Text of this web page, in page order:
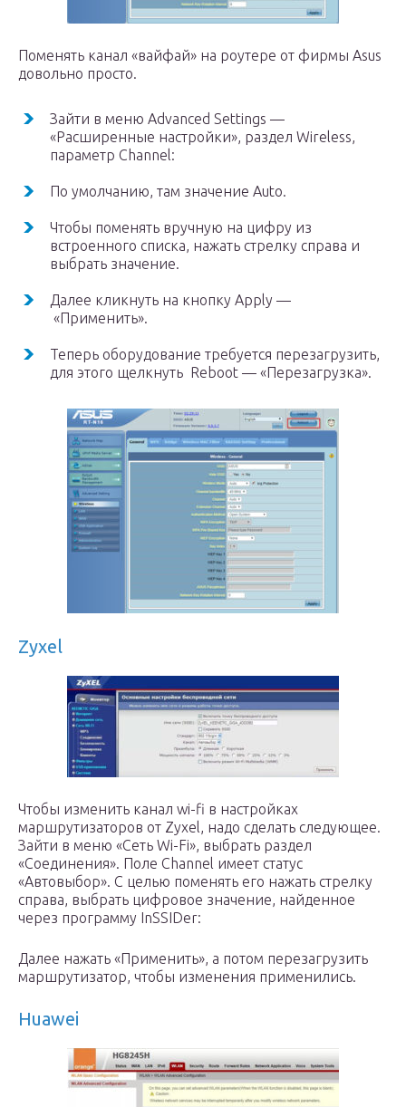
Поменять канал «вайфай» на роутере от фирмы Asus
довольно просто.
Зайти в меню Advanced Settings —
«Расширенные настройки», раздел Wireless,
параметр Channel:
По умолчанию, там значение Auto.
Чтобы поменять вручную на цифру из
встроенного списка, нажать стрелку справа и
выбрать значение.
Далее кликнуть на кнопку Apply —
«Применить».
Теперь оборудование требуется перезагрузить,
для этого щелкнуть Reboot — «Перезагрузка».
Zyxel
Чтобы изменить канал wi-fi в настройках
маршрутизаторов от Zyxel, надо сделать следующее.
Зайти в меню «Сеть Wi-Fi», выбрать раздел
«Соединения». Поле Channel имеет статус
«Автовыбор». С целью поменять его нажать стрелку
справа, выбрать цифровое значение, найденное
через программу InSSIDer:
Далее нажать «Применить», а потом перезагрузить
маршрутизатор, чтобы изменения применились.
Huawei